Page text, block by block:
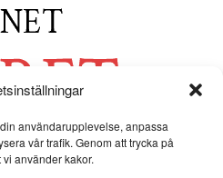
användarupplevelse, anpassa
vår trafik. Genom att trycka på
använder kakor.